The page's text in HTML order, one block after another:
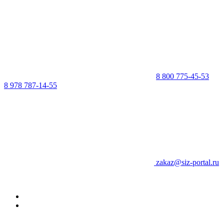
8 800 775-45-53
8 978 787-14-55
zakaz@siz-portal.ru